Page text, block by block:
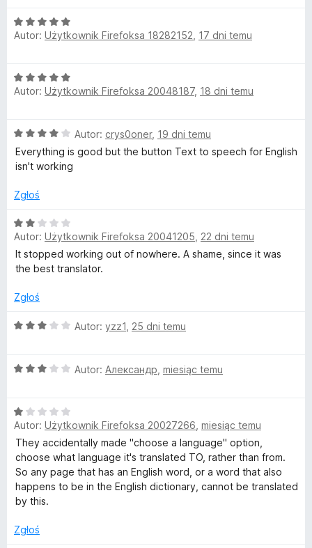
/
5
O
c
a
:
5
Autor: Użytkownik Firefoksa 18282152 17 dni temu
O
c
a
:
5
5
Autor: Użytkownik Firefoksa 20048187, 18 dni temu
O
c
e
a
4
/
5
Autor: crys0oner, 19 dni temu
Everything is good but the button Text to speech for English
isn't working
Zgłoś
O
c
e
n
:
/
Autor: Użytkownik Firefoksa 20041205 22 dni temu
It stopped working out of nowhere. A shame, since it was
the best translator.
Zgłoś
O
n
3
/
5
Autor: yzz1 25 dni temu
O
n
a
3
/
5
Autor: Александр miesiąc temu
O
c
e
n
a
:
1
5
Autor: Użytkownik Firefoksa 20027266 miesiąc temu
They accidentally made "choose a language" option,
choose what language it's translated TO, rather than from.
So any page that has an English word, or a word that also
happens to be in the English dictionary, cannot be translated
by this.
Zgłoś